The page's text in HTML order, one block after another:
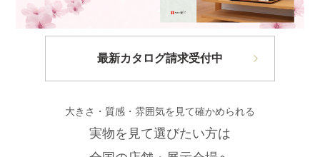
最新カタログ請求受付中
大きさ・質感・雰囲気を見て確かめられる
実物を見て選びたい方は